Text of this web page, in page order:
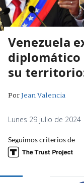
Venezuela
diplomático
su
PorJean Valencia
Lunes 29 julio de 2024
Seguimos criterios de